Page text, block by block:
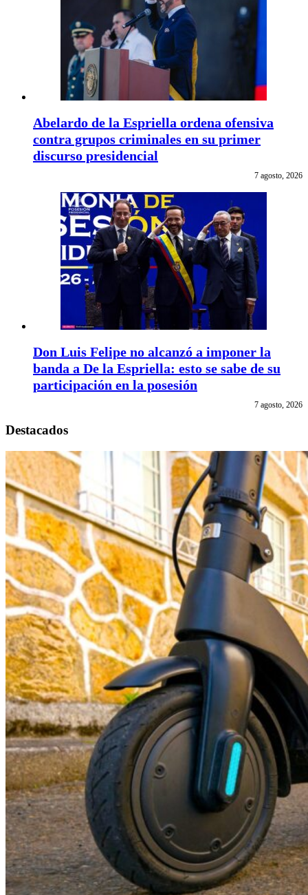
Abelardo de la Espriella ordena ofensiva
contra grupos criminales en su primer
discurso presidencial
7 agosto, 2026
Don Luis Felipe no alcanzó a imponer la
banda a De la Espriella: esto se sabe de su
participación en la posesión
7 agosto, 2026
Destacados